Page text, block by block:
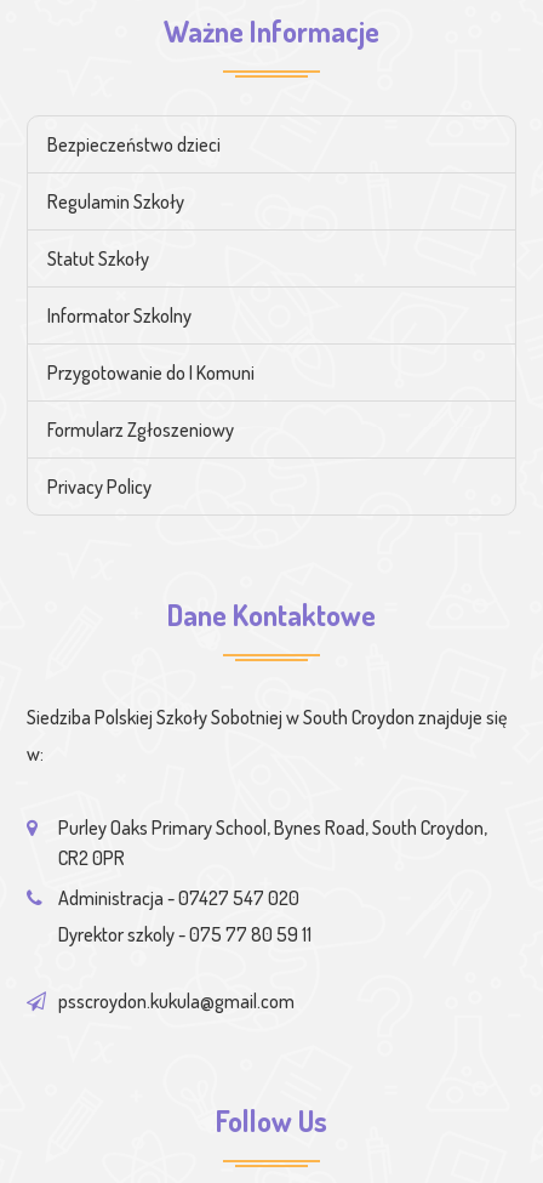
Ważne Informacje
Bezpieczeństwo dzieci
Regulamin Szkoły
Statut Szkoły
Informator Szkolny
Przygotowanie do I Komuni
Formularz Zgłoszeniowy
Privacy Policy
Dane Kontaktowe
Siedziba Polskiej Szkoły Sobotniej w South Croydon znajduje się
w:
Purley Oaks Primary School, Bynes Road, South Croydon,
CR2 0PR
Administracja - 07427 547 020
Dyrektor szkoly - 075 77 80 59 11
psscroydon.kukula@gmail.com
Follow Us